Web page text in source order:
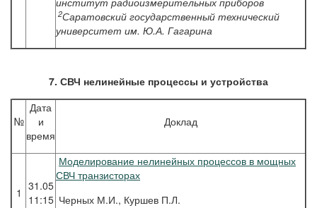
2Саратовский государственный технический
университет им. Ю.А. Гагарина
7. СВЧ нелинейные процессы и устройства
№
Дата
и
время
Доклад
1 31.05
11:15
Моделирование нелинейных процессов в мощных
СВЧ транзисторах
Черных М.И., Куршев П.Л.